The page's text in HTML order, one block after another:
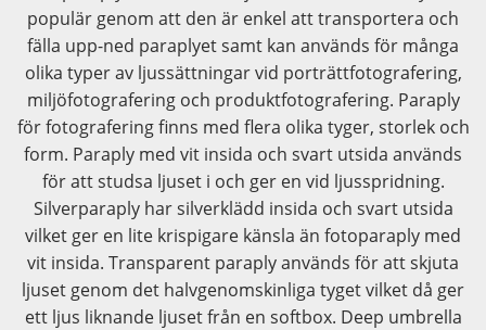
populär genom att den är enkel att transportera och
fälla upp-ned paraplyet samt kan används för många
olika typer av ljussättningar vid porträttfotografering,
miljöfotografering och produktfotografering. Paraply
för fotografering finns med flera olika tyger, storlek och
form. Paraply med vit insida och svart utsida används
för att studsa ljuset i och ger en vid ljusspridning.
Silverparaply har silverklädd insida och svart utsida
vilket ger en lite krispigare känsla än fotoparaply med
vit insida. Transparent paraply används för att skjuta
ljuset genom det halvgenomskinliga tyget vilket då ger
ett ljus liknande ljuset från en softbox. Deep umbrella